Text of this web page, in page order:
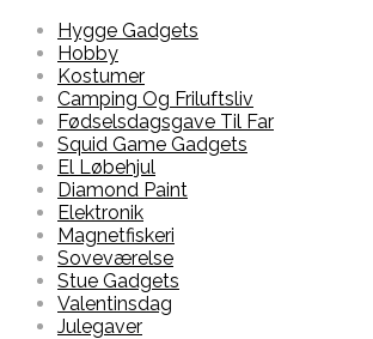
Hygge Gadgets
Hobby
Kostumer
Camping Og Friluftsliv
Fødselsdagsgave Til Far
Squid Game Gadgets
El Løbehjul
Diamond Paint
Elektronik
Magnetfiskeri
Soveværelse
Stue Gadgets
Valentinsdag
Julegaver